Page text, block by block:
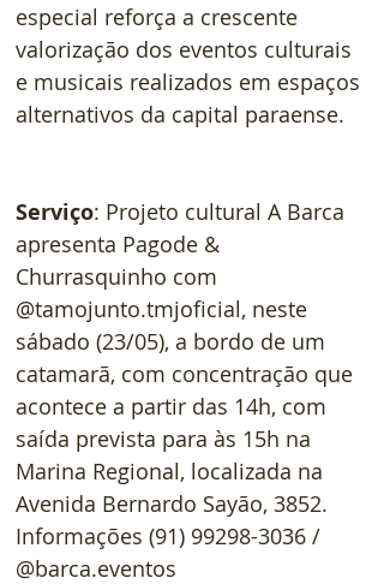
especial reforça a crescente
valorização dos eventos culturais
e musicais realizados em espaços
alternativos da capital paraense.
Serviço: Projeto cultural A Barca
apresenta Pagode &
Churrasquinho com
@tamojunto.tmjoficial, neste
sábado (23/05), a bordo de um
catamarã, com concentração que
acontece a partir das 14h, com
saída prevista para às 15h na
Marina Regional, localizada na
Avenida Bernardo Sayão, 3852.
Informações (91) 99298-3036 /
@barca.eventos